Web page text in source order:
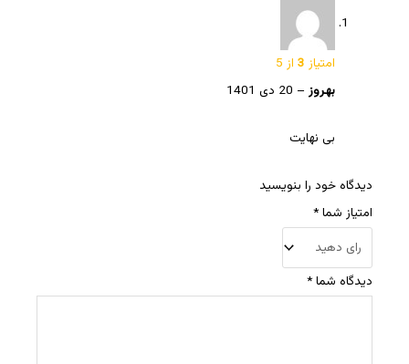
امتیاز 3 از 5
بهروز – 20 دی 1401
بی نهایت
دیدگاه خود را بنویسید
امتیاز شما*
دیدگاه شما*